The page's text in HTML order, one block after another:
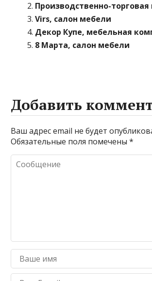
Производственно-
Virs, салон мебели
Декор Купе, мебельная
8 Марта, салон мебели
Добавить
Ваш адрес email не будет
Обязательные поля помечены*